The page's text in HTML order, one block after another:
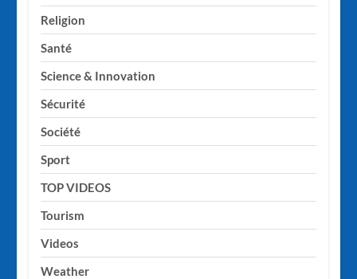
Religion
Santé
Science & Innovation
Sécurité
Société
Sport
TOP VIDEOS
Tourism
Videos
Weather